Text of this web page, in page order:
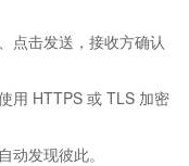
点击发送，接收方确认
用 HTTPS 或 TLS 加密
动发现彼此。